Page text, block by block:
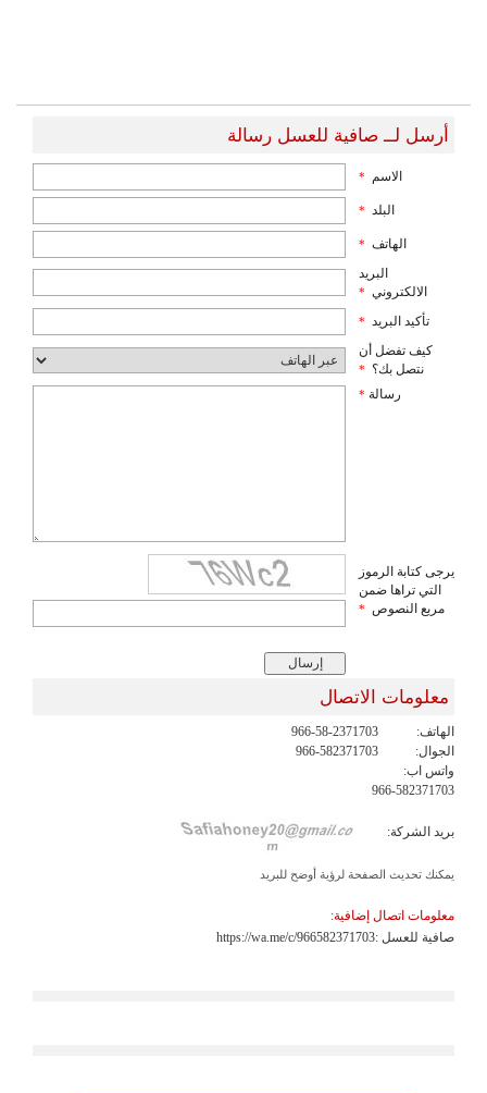
أرسل لــ صافية للعسل رسالة
الاسم *
البلد *
الهاتف *
البريد
الالكتروني *
تأكيد البريد *
كيف تفضل أن
نتصل بك؟ *
رسالة *
يرجى كتابة الرموز
التي تراها ضمن
مربع النصوص *
معلومات الاتصال
الهاتف:
966-58-2371703
الجوال:
966-582371703
واتس اب:
966-582371703
بريد الشركة:
يمكنك تحديث الصفحة لرؤية أوضح للبريد
معلومات اتصال إضافية:
صافية للعسل :https://wa.me/c/966582371703